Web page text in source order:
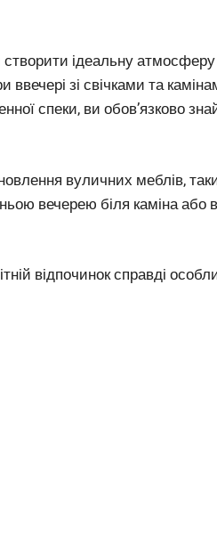
ідеальну атмосферу
зі свічками та
спеки, ви обов’язково
вуличних меблів,
вечерею біля каміна або
відпочинок справді